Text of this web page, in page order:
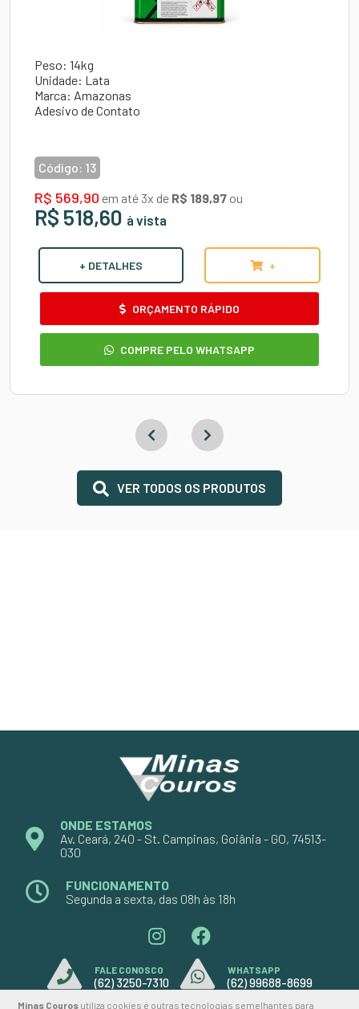
Minas Couros utiliza cookies e outras tecnologias semelhantes para
Peso: 14kg
Unidade: Lata
Marca: Amazonas
Adesivo de Contato
Código: 13
R$ 569,90 em até 3x de R$ 189,97 ou
R$ 518,60 à vista
+ DETALHES +
ORÇAMENTO RÁPIDO
COMPRE PELO WHATSAPP
VER TODOS OS PRODUTOS
ONDE ESTAMOS
Av. Ceará, 240 - St. Campinas, Goiânia - GO, 74513-
030
FUNCIONAMENTO
Segunda a sexta, das 08h às 18h
FALE CONOSCO
(62) 3250-7310
WHATSAPP
(62) 99688-8699